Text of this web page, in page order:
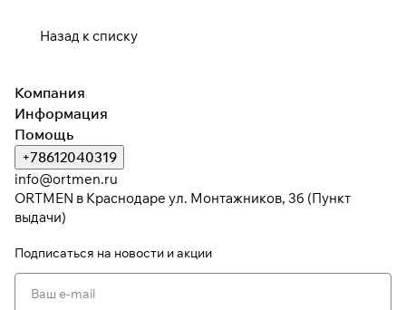
Назад к списку
Компания
Информация
Помощь
+78612040319
info@ortmen.ru
ORTMEN в Краснодаре ул. Монтажников, 3б (Пункт
выдачи)
Подписаться на новости и акции